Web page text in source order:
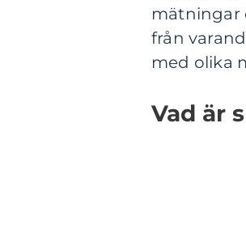
mätningar
från
med olika
Vad är